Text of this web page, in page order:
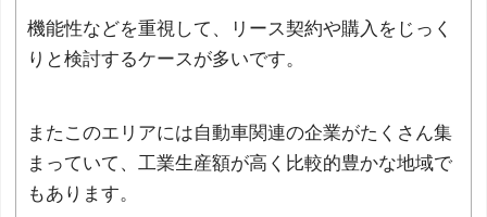
機能性などを重視して、リース契約や購入をじっく
りと検討するケースが多いです。
またこのエリアには自動車関連の企業がたくさん集
まっていて、工業生産額が高く比較的豊かな地域で
もあります。